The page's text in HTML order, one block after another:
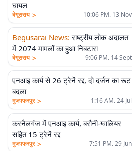
घायल
बेगूसराय > 10:06 PM. 13 Nov
Begusarai News: राष्ट्रीय लोक अदालत
में 2074 मामलों का हुआ निबटारा
बेगूसराय > 9:06 PM. 14 Sept
एनआइ कार्य से 26 ट्रेनें रद्द, दो दर्जन का रूट
बदला
मुजफ्फरपुर > 1:16 AM. 24 Jul
करनैलगंज में एनआइ कार्य, बरौनी-ग्वालियर
सहित 15 ट्रेनें रद्द
मुजफ्फरपुर > 7:51 PM. 29 Jun